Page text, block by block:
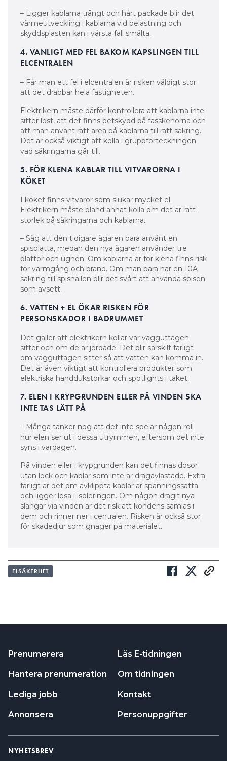
– Ligger kablarna trångt och hårt packade blir det
värmeutveckling i kablarna vid belastning och
skyddsplasten kan i värsta fall smälta.
4. VANLIGT MED FEL BAKOM KAPSLINGEN TILL
ELCENTRALEN
– Får man ett fel i elcentralen är risken väldigt stor
att det drabbar hela fastigheten.
Elektrikern måste därför kontrollera att kablarna inte
sitter löst, att det finns petskydd på fasskenorna och
att man använt rätt area på kablarna till rätt säkring.
Det är också viktigt att kolla i gruppförteckningen
vad säkringarna går till.
5. FÖR KLENA KABLAR TILL VITVARORNA I
KÖKET
I köket finns vitvaror som slukar mycket el.
Elektrikern måste bland annat kolla om det är rätt
storlek på säkringarna och kablarna.
– Säg att den tidigare ägaren bara använt en
spisplatta, medan den nya ägaren använder tre
plattor och ugnen. Om kablarna är för klena finns risk
för varmgång och brand. Om man bara har en 10A
säkring till spishällen blir det svårt att använda spisen
som avsett.
6. VATTEN + EL ÖKAR RISKEN FÖR
PERSONSKADOR I BADRUMMET
Det gäller att elektrikern kollar var vägguttagen
sitter och om de är jordade. Det blir särskilt farligt
om vägguttagen sitter så att vatten kan komma in.
Det är även viktigt att kontrollera produkter som
elektriska handdukstorkar och spotlights i taket.
7. ELEN I KRYPGRUNDEN ELLER PÅ VINDEN SKA
INTE TAS LÄTT PÅ
– Många tänker nog att det inte spelar någon roll
hur elen ser ut i dessa utrymmen, eftersom det inte
syns i vardagen.
På vinden eller i krypgrunden kan det finnas dosor
utan lock och kablar som inte är dragavlastade. Extra
farligt är det om avklippta kablar är spänningssatta
och ligger lösa i isoleringen. Om någon dragit nya
slangar via vinden är det risk att kondens samlas i
dem och rinner ner i centralen. Risken är också stor
för skadedjur som gnager på materialet.
ELSÄKERHET
Prenumerera
Hantera prenumeration
Lediga jobb
Annonsera
Läs E-tidningen
Om tidningen
Kontakt
Personuppgifter
NYHETSBREV